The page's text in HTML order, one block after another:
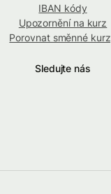
IBAN kódy
Upozornění na kurz
Porovnat směnné
Sledujte nás